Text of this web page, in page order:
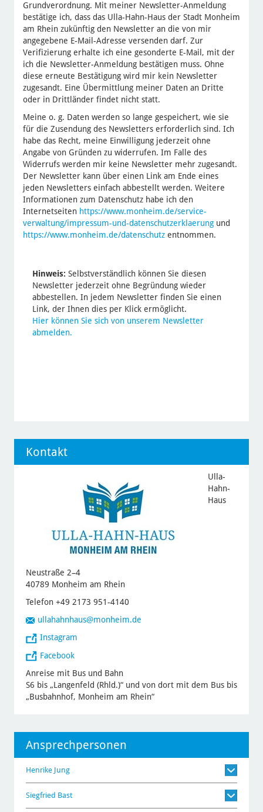
Grundverordnung. Mit meiner Newsletter-Anmeldung
bestätige ich, dass das Ulla-Hahn-Haus der Stadt Monheim
am Rhein zukünftig den Newsletter an die von mir
angegebene E-Mail-Adresse versenden darf. Zur
Verifizierung erhalte ich eine gesonderte E-Mail, mit der
ich die Newsletter-Anmeldung bestätigen muss. Ohne
diese erneute Bestätigung wird mir kein Newsletter
zugesandt. Eine Übermittlung meiner Daten an Dritte
oder in Drittländer findet nicht statt.
Meine o. g. Daten werden so lange gespeichert, wie sie
für die Zusendung des Newsletters erforderlich sind. Ich
habe das Recht, meine Einwilligung jederzeit ohne
Angabe von Gründen zu widerrufen. Im Falle des
Widerrufs werden mir keine Newsletter mehr zugesandt.
Der Newsletter kann über einen Link am Ende eines
jeden Newsletters einfach abbestellt werden. Weitere
Informationen zum Datenschutz habe ich den
Internetseiten https://www.monheim.de/service-
verwaltung/impressum-und-datenschutzerklaerungund
https://www.monheim.de/datenschutzentnommen.
Hinweis: Selbstverständlich können Sie diesen
Newsletter jederzeit ohne Begründung wieder
abbestellen. In jedem Newsletter finden Sie einen
Link, der Ihnen dies per Klick ermöglicht.
Hier können Sie sich von unserem Newsletter
abmelden.
Kontakt
Ulla-
Hahn-
Haus
Neustraße 2–4
40789 Monheim am Rhein
Telefon +49 2173 951-4140
ullahahnhaus@monheim.de
Instagram
Facebook
Anreise mit Bus und Bahn
S6 bis „Langenfeld (Rhld.)“ und von dort mit dem Bus bis
„Busbahnhof, Monheim am Rhein“
Ansprechpersonen
Henrike Jung
Siegfried Bast